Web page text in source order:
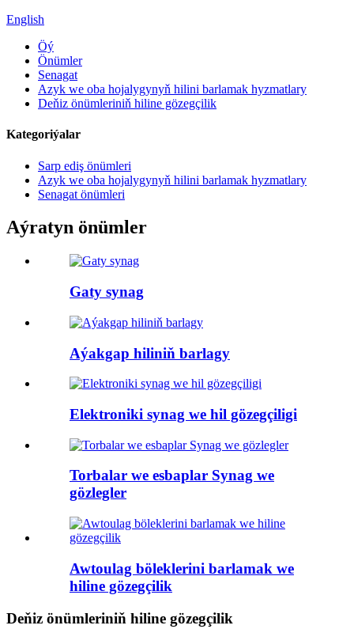
English
Öý
Önümler
Senagat
Azyk we oba hojalygynyň hilini barlamak hyzmatlary
Deňiz önümleriniň hiline gözegçilik
Kategoriýalar
Sarp ediş önümleri
Azyk we oba hojalygynyň hilini barlamak hyzmatlary
Senagat önümleri
Aýratyn önümler
Gaty synag
Aýakgap hiliniň barlagy
Elektroniki synag we hil gözegçiligi
Torbalar we esbaplar Synag we
gözlegler
Awtoulag böleklerini barlamak we
hiline gözegçilik
Deňiz önümleriniň hiline gözegçilik